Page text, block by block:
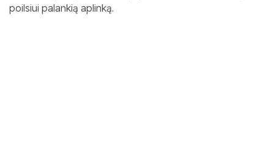
poilsiui palankią aplinką.